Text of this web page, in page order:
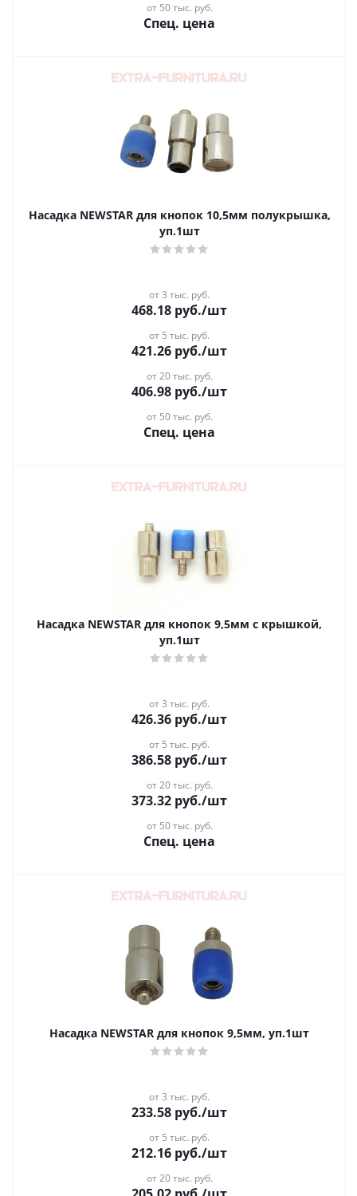
от 50 тыс. руб.
Спец. цена
Насадка NEWSTAR для кнопок 10,5мм полукрышка,
уп.1шт
от 3 тыс. руб.
468.18 руб./шт
от 5 тыс. руб.
421.26 руб./шт
от 20 тыс. руб.
406.98 руб./шт
от 50 тыс. руб.
Спец. цена
Насадка NEWSTAR для кнопок 9,5мм с крышкой,
уп.1шт
от 3 тыс. руб.
426.36 руб./шт
от 5 тыс. руб.
386.58 руб./шт
от 20 тыс. руб.
373.32 руб./шт
от 50 тыс. руб.
Спец. цена
Насадка NEWSTAR для кнопок 9,5мм, уп.1шт
от 3 тыс. руб.
233.58 руб./шт
от 5 тыс. руб.
212.16 руб./шт
от 20 тыс. руб.